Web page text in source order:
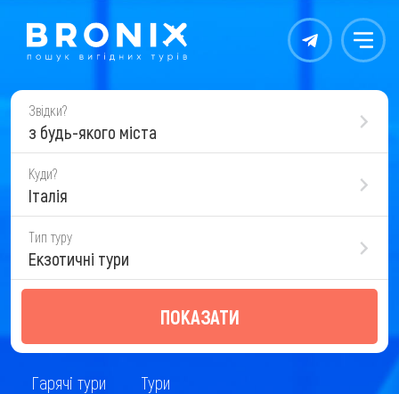
Контакты Меню
Звідки?
з будь-якого міста
Куди?
Італія
Тип туру
Екзотичні тури
ПОКАЗАТИ
Гарячі тури Тури